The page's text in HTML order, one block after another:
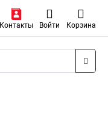
Контакты Войти Корзина